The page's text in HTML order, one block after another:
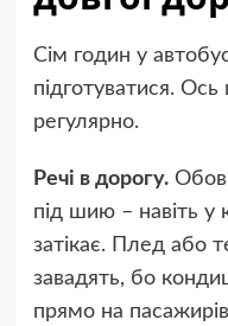
Сім годин у
підготуватися. Ось
регулярно.
Речі в дорогу.
під шию – навіть у
затікає. Плед або
завадять, бо
прямо на